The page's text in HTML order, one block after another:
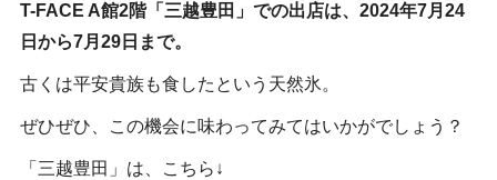
T-FACE A館2階「三越豊田」での出店は、2024年7月24
日から7月29日まで。
古くは平安貴族も食したという天然氷。
ぜひぜひ、この機会に味わってみてはいかがでしょう？
「三越豊田」は、こちら↓